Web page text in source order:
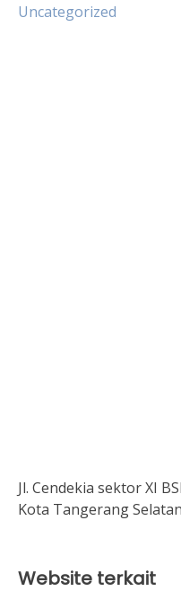
Uncategorized
Jl. Cendekia sektor XI
Kota Tangerang
Website terkait